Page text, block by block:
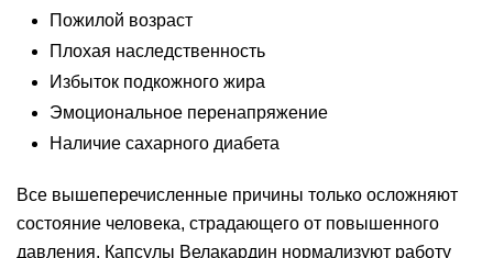
Пожилой возраст
Плохая наследственность
Избыток подкожного жира
Эмоциональное перенапряжение
Наличие сахарного диабета
Все вышеперечисленные причины только осложняют
состояние человека, страдающего от повышенного
давления. Капсулы Велакардин нормализуют работу